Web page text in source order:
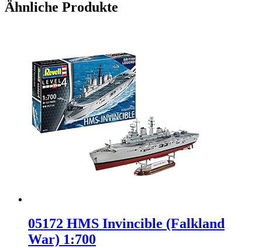
Ähnliche Produkte
05172 HMS Invincible (Falkland
War) 1:700